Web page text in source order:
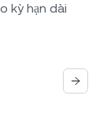
kỳ hạn dài